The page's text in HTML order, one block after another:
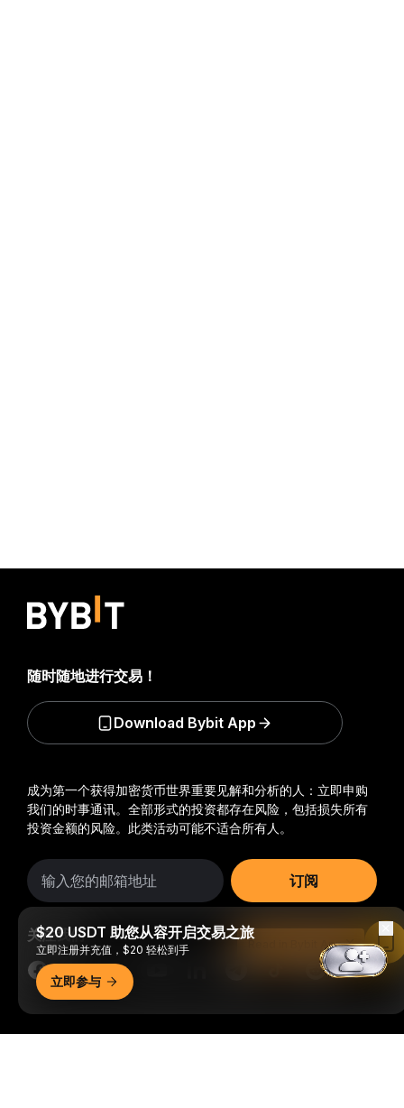
成为第一个获得加密货币世界重要见解和分析的人：立即申购
我们的时事通讯。 全部形式的投资都存在风险，包括损失所有
投资金额的风险。此类活动可能不适合所有人。
订阅
关注我们
随时随地进行交易！
Download Bybit App
$20 USDT 助您从容开启交易之旅
立即注册并充值，$20 轻松到手
立即参与
Read in Bybit App